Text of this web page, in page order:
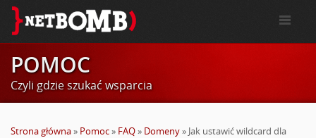
POMOC
Czyli gdzie szukać wsparcia
Strona główna» Pomoc» FAQ» Domeny» Jak ustawić wildcard dla